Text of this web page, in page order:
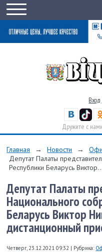
Вход
Дружите с
Главная → Новости →
Депутат Палаты
Республики Беларусь Виктор...
Депутат Палаты
Национального
Беларусь Виктор
дистанционный
Четверг, 23.12.2021 09:32 | Рубрика: